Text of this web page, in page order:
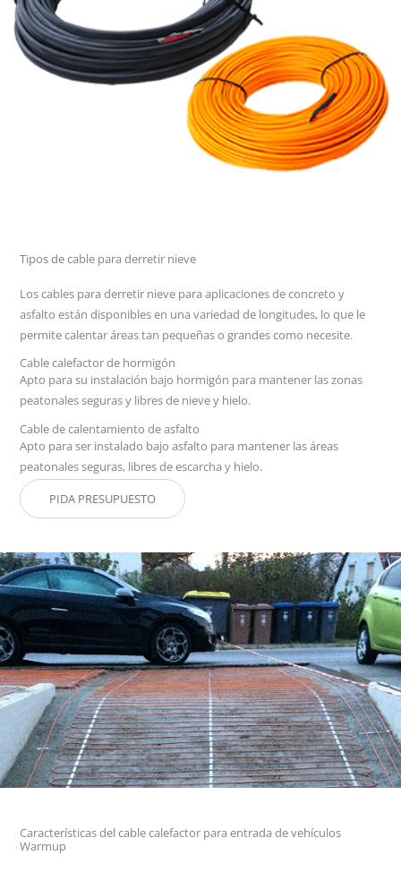
Tipos de cable para derretir nieve
Los cables para derretir nieve para aplicaciones de concreto y
asfalto están disponibles en una variedad de longitudes, lo que le
permite calentar áreas tan pequeñas o grandes como necesite.
Cable calefactor de hormigón
Apto para su instalación bajo hormigón para mantener las zonas
peatonales seguras y libres de nieve y hielo.
Cable de calentamiento de asfalto
Apto para ser instalado bajo asfalto para mantener las áreas
peatonales seguras, libres de escarcha y hielo.
PIDA PRESUPUESTO
Características del cable calefactor para entrada de vehículos
Warmup